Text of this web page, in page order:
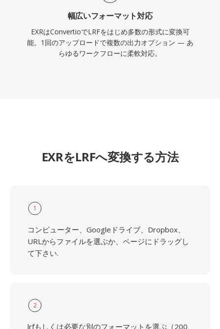
幅広いフォーマット対応
EXRはConvertioでLRFをはじめ多数の形式に変換可
能。1回のアップロードで複数の出力オプション — あ
らゆるワークフローに柔軟対応。
EXRをLRFへ変換する方法
1
コンピューター、Googleドライブ、Dropbox、
URLからファイルを選ぶか、ページにドラッグし
て下さい.
2
lrfもしくは必要な別のフォーマットを選ぶ（200